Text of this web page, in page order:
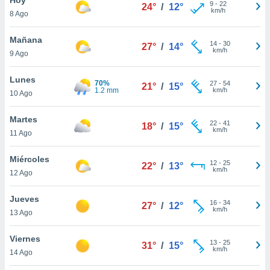
y
en
más
de
8 Ago
24° / 12° 9- 22
km/h
Mañana
9 Ago
27° / 14° 14- 30
km/h
Lunes
10 Ago
70%
1.2 mm
21° / 15° 27- 54
km/h
Martes
11 Ago
18° / 15° 22- 41
km/h
Miércoles
12 Ago
22° / 13° 12- 25
km/h
Jueves
13 Ago
27° / 12° 16- 34
km/h
Viernes
14 Ago
31° / 15° 13- 25
km/h